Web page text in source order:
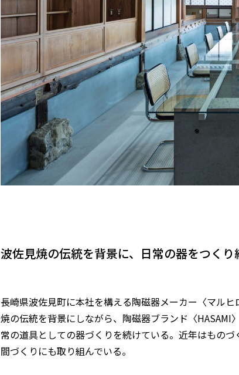
波佐見焼の伝統を背景に、日常の器をつくり
長崎県波佐見町に本社を構える陶磁器メーカー〈マル
焼の伝統を背景にしながら、陶磁器ブランド〈HASAMI
常の道具としての器づくりを続けている。近年はもの
間づくりにも取り組んでいる。